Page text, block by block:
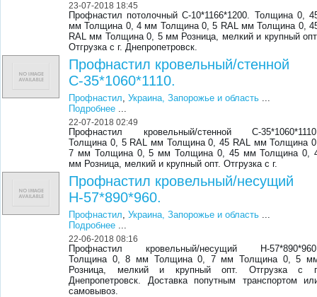
23-07-2018 18:45
Профнастил потолочный С-10*1166*1200. Толщина 0,
мм Толщина 0, 4 мм Толщина 0, 5 RAL мм Толщина 0,
RAL мм Толщина 0, 5 мм Розница, мелкий и крупный
Отгрузка с г. Днепропетровск.
Профнастил кровельный/стенной
С-35*1060*1110.
Профнастил,Украина, Запорожье и область ...
Подробнее ...
22-07-2018 02:49
Профнастил кровельный/стенной С-
Толщина 0, 5 RAL мм Толщина 0, 45 RAL мм Толщина
7 мм Толщина 0, 5 мм Толщина 0, 45 мм Толщина 0,
мм Розница, мелкий и крупный опт. Отгрузка с г.
Профнастил кровельный/несущий
Н-57*890*960.
Профнастил,Украина, Запорожье и область ...
Подробнее ...
22-06-2018 08:16
Профнастил кровельный/несущий Н-
Толщина 0, 8 мм Толщина 0, 7 мм Толщина 0, 5
Розница, мелкий и крупный опт. Отгрузка с
Днепропетровск. Доставка попутным транспортом
самовывоз.